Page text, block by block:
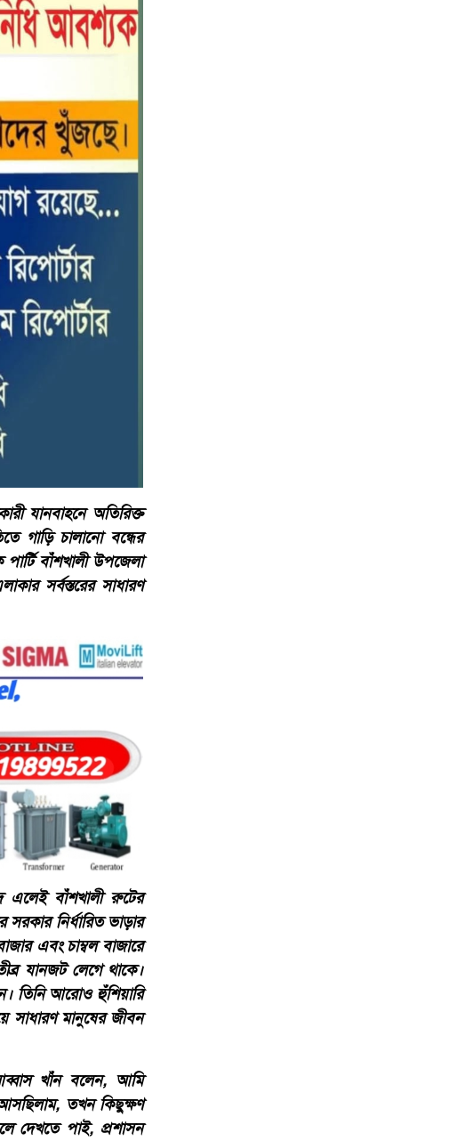
যানবাহনে অতিরিক্ত
গাড়ি চালানো বন্ধের
বাঁশখালী উপজেলা
সর্বস্তরের সাধারণ
এলেই বাঁশখালী রুটের
নির্ধারিত ভাড়ার
এবং চাম্বল বাজারে
যানজট লেগে থাকে।
তিনি আরোও হুঁশিয়ারি
সাধারণ মানুষের জীবন
খাঁন বলেন, আমি
তখন কিছুক্ষণ
দেখতে পাই, প্রশাসন